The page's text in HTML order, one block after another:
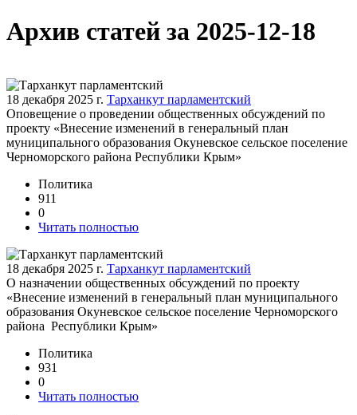
Архив статей за 2025-12-18
18 декабря 2025 г. Тарханкут парламентский
Оповещение о проведении общественных обсуждений по
проекту «Внесение изменений в генеральный план
муниципального образования Окуневское сельское поселение
Черноморского района Республики Крым»
Политика
911
0
Читать полностью
18 декабря 2025 г. Тарханкут парламентский
О назначении общественных обсуждений по проекту
«Внесение изменений в генеральный план муниципального
образования Окуневское сельское поселение Черноморского
района Республики Крым»
Политика
931
0
Читать полностью